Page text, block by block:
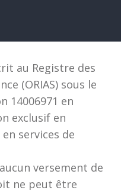
au Registre des
(ORIAS) sous le
14006971 en
exclusif en
services de
versement de
ne peut être